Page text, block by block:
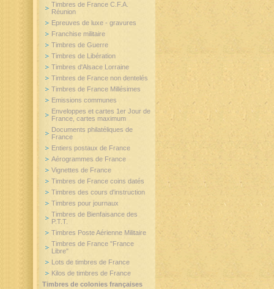
Timbres de France C.F.A.
Réunion
Epreuves de luxe - gravures
Franchise militaire
Timbres de Guerre
Timbres de Libération
Timbres d'Alsace Lorraine
Timbres de France non dentelés
Timbres de France Millésimes
Emissions communes
Enveloppes et cartes 1er Jour de
France, cartes maximum
Documents philatéliques de
France
Entiers postaux de France
Aérogrammes de France
Vignettes de France
Timbres de France coins datés
Timbres des cours d'instruction
Timbres pour journaux
Timbres de Bienfaisance des
P.T.T.
Timbres Poste Aérienne Militaire
Timbres de France "France
Libre"
Lots de timbres de France
Kilos de timbres de France
Timbres de colonies françaises